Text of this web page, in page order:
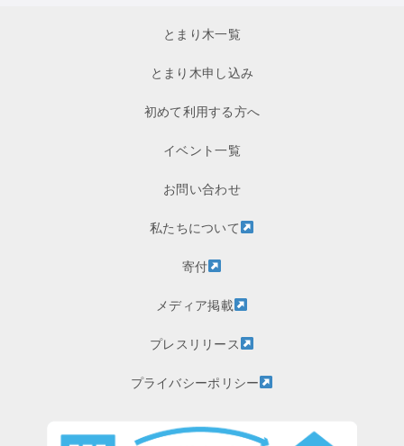
とまり木一覧
とまり木申し込み
初めて利用する方へ
イベント一覧
お問い合わせ
私たちについて
寄付
メディア掲載
プレスリリース
プライバシーポリシー